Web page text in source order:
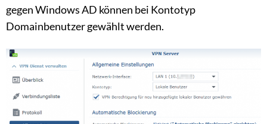
gegen Windows AD können bei Kontotyp
Domainbenutzer gewählt werden.